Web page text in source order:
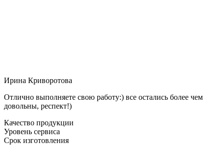
Ирина Криворотова
Отлично выполняете свою работу:) все остались более чем
довольны, респект!)
Качество продукции
Уровень сервиса
Срок изготовления